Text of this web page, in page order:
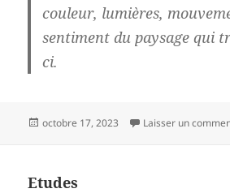
couleur, lumières,
sentiment du paysage qui
ci.
Publié
octobre 17, 2023 Laisser un
Etudes